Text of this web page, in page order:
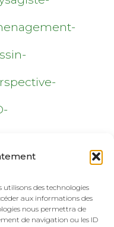
utilisons des technologies
aux informations des
nous permettra de
de navigation ou les ID
600pixels